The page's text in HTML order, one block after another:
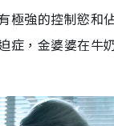
極強的控制慾和
症，金婆婆在牛